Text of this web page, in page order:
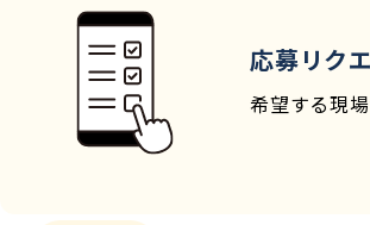
応募リク
希望する現